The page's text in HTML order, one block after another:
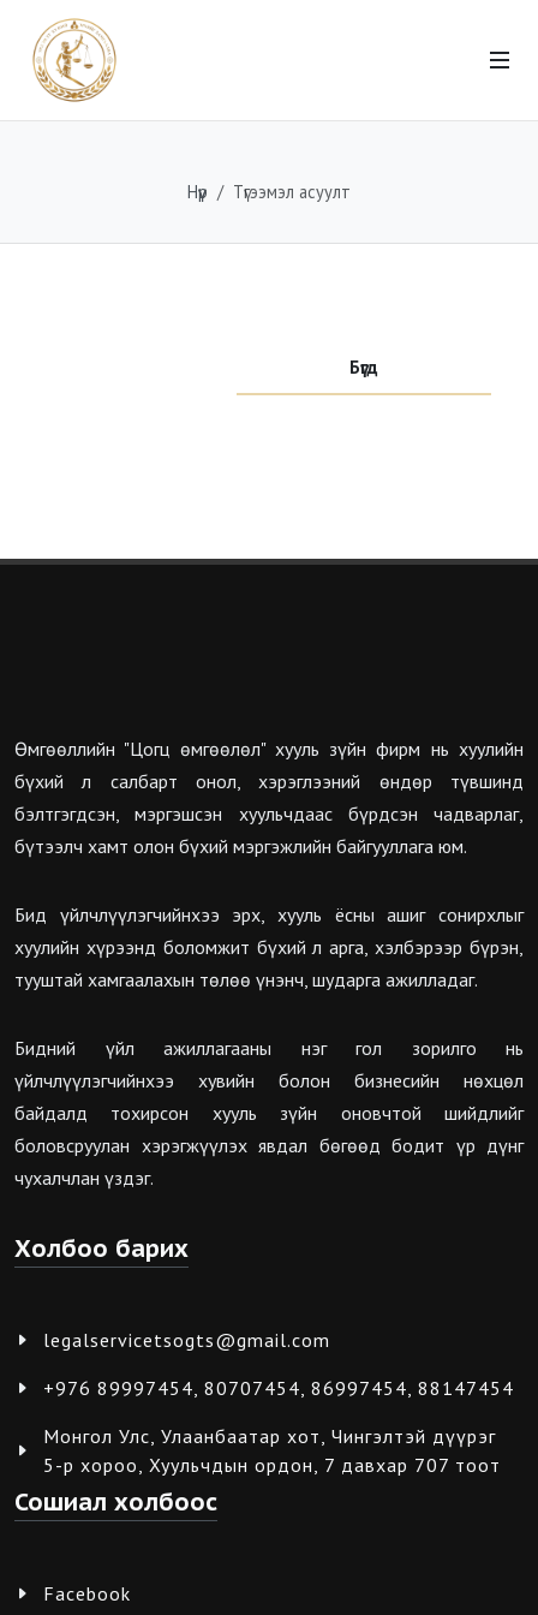
Нүүр Түгээмэл асуулт
Бүгд
Өмгөөллийн "Цогц өмгөөлөл" хууль зүйн фирм нь хуулийн
бүхий л салбарт онол, хэрэглээний өндөр түвшинд
бэлтгэгдсэн, мэргэшсэн хуульчдаас бүрдсэн чадварлаг,
бүтээлч хамт олон бүхий мэргэжлийн байгууллага юм.
Бид үйлчлүүлэгчийнхээ эрх, хууль ёсны ашиг сонирхлыг
хуулийн хүрээнд боломжит бүхий л арга, хэлбэрээр бүрэн,
тууштай хамгаалахын төлөө үнэнч, шударга ажилладаг.
Бидний үйл ажиллагааны нэг гол зорилго нь
үйлчлүүлэгчийнхээ хувийн болон бизнесийн нөхцөл
байдалд тохирсон хууль зүйн оновчтой шийдлийг
боловсруулан хэрэгжүүлэх явдал бөгөөд бодит үр дүнг
чухалчлан үздэг.
Холбоо барих
legalservicetsogts@gmail.com
+976 89997454, 80707454, 86997454, 88147454
Монгол Улс, Улаанбаатар хот, Чингэлтэй дүүрэг
5-р хороо, Хуульчдын ордон, 7 давхар 707 тоот
Сошиал холбоос
Facebook